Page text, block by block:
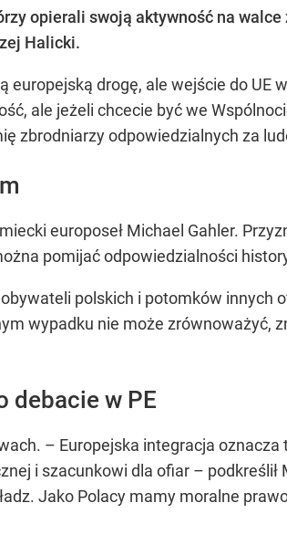
opierali swoją aktywność na
Halicki.
europejską drogę, ale wejście do UE
ale jeżeli chcecie być we
zbrodniarzy odpowiedzialnych za
europoseł Michael Gahler.
pomijać odpowiedzialności
polskich i potomków innych
wypadku nie może zrównoważyć,
debacie w PE
– Europejska integracja
i szacunkowi dla ofiar – podkreślił
Jako Polacy mamy moralne